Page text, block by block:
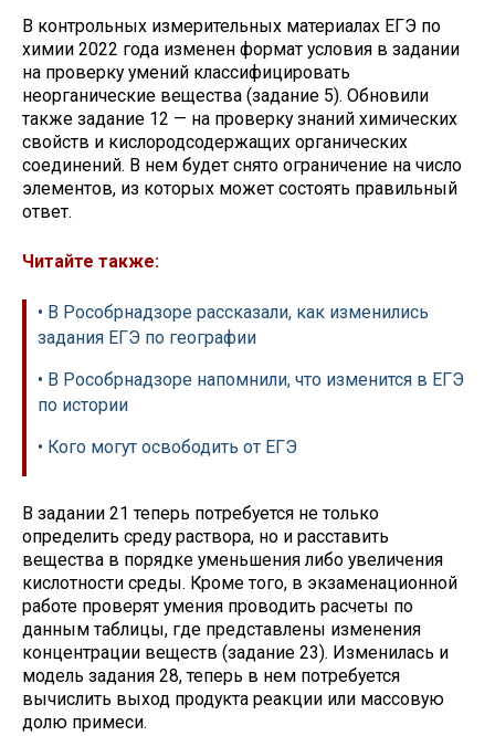
В контрольных измерительных материалах ЕГЭ по
химии 2022 года изменен формат условия в задании
на проверку умений классифицировать
неорганические вещества (задание 5). Обновили
также задание 12 — на проверку знаний химических
свойств и кислородсодержащих органических
соединений. В нем будет снято ограничение на число
элементов, из которых может состоять правильный
ответ.
Читайте также:
• В Рособрнадзоре рассказали, как изменились
задания ЕГЭ по географии
• В Рособрнадзоре напомнили, что изменится в ЕГЭ
по истории
• Кого могут освободить от ЕГЭ
В задании 21 теперь потребуется не только
определить среду раствора, но и расставить
вещества в порядке уменьшения либо увеличения
кислотности среды. Кроме того, в экзаменационной
работе проверят умения проводить расчеты по
данным таблицы, где представлены изменения
концентрации веществ (задание 23). Изменилась и
модель задания 28, теперь в нем потребуется
вычислить выход продукта реакции или массовую
долю примеси.